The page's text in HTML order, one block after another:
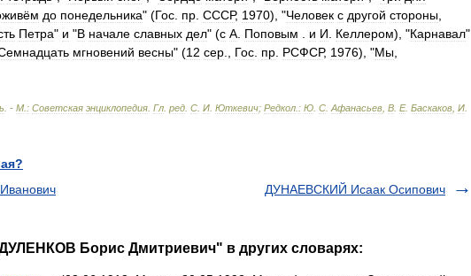
до понедельника" (Гос пр СССР, 1970), "Человек с другой стороны
Петра" и "В начале славных дел" (с А Поповым и И Келлером), "Карнавал"
мгновений весны" (12 сер Гос пр РСФСР, 1976), "Мы
. - М : Советская энциклопедия Гл ред С И Юткевич; Редкол : Ю С Афанасьев В Е. Баскаков И
ДУНАЕВСКИЙ Исаак Осипович
Борис Дмитриевич" в других словарях: